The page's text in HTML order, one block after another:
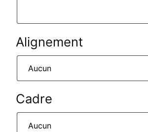
Alignement
Cadre